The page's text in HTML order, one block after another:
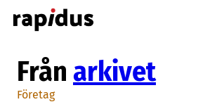
Hoppa
till
Från arkivet
Företag